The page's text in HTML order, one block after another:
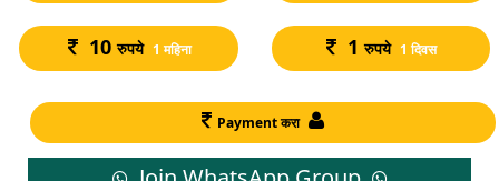
10 रुपये 1 महिना 1 रुपये 1 दिवस
Payment करा